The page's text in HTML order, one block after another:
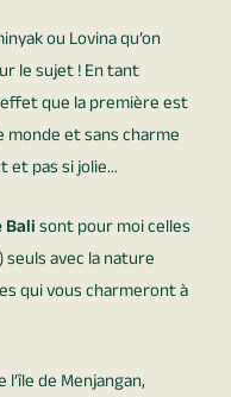
ou Lovina qu’on
le sujet ! En tant
que la première est
monde et sans charme
et pas si jolie…
Balisont pour moi celles
avec la nature
qui vous charmeront à
de Menjangan,